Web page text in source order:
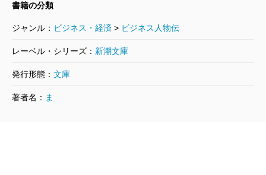
書籍の分類
ジャンル： ビジネス・経済 > ビジネス人物伝
レーベル・シリーズ： 新潮文庫
発行形態： 文庫
著者名： ま